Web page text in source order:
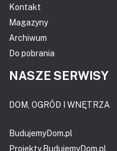
Kontakt
Magazyny
Archiwum
Do pobrania
NASZE SERWISY
DOM, OGRÓD I WNĘTRZA
BudujemyDom.pl
Projekty.BudujemyDom.pl